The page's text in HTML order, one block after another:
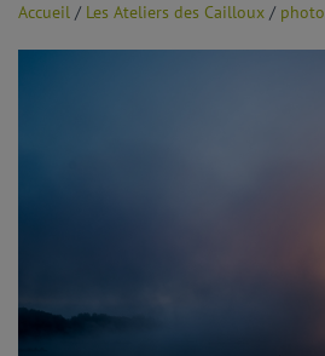
Accueil / Les Ateliers des Cailloux / photo